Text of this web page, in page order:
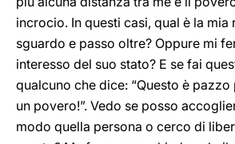
incrocio. In questi casi, qual è la mia
sguardo e passo oltre? Oppure mi
interesso del suo stato? E se fai
qualcuno che dice: “Questo è
un povero!”. Vedo se posso
modo quella persona o cerco di